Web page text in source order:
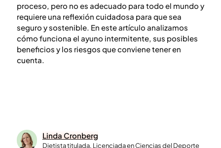
proceso, pero no es adecuado para todo el mundo y
requiere una reflexión cuidadosa para que sea
seguro y sostenible. En este artículo analizamos
cómo funciona el ayuno intermitente, sus posibles
beneficios y los riesgos que conviene tener en
cuenta.
Linda Cronberg
Dietista titulada, Licenciada en Ciencias del Deporte